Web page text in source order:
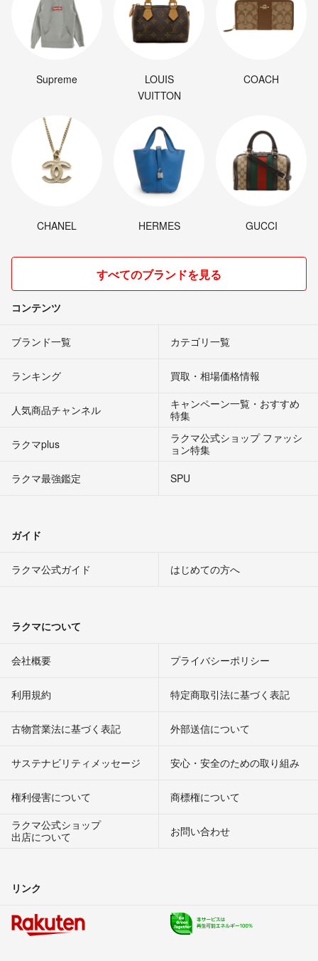
Supreme
LOUIS
VUITTON
COACH
CHANEL HERMES GUCCI
すべてのブランドを見る
コンテンツ
ブランド一覧 カテゴリ一覧
ランキング 買取・相場価格情報
人気商品チャンネル
キャンペーン一覧・おすすめ
特集
ラクマplus
ラクマ公式ショップ ファッシ
ョン特集
ラクマ最強鑑定
SPU
ガイド
ラクマ公式ガイド はじめての方へ
ラクマについて
会社概要 プライバシーポリシー
利用規約 特定商取引法に基づく表記
古物営業法に基づく表記 外部送信について
サステナビリティメッセージ 安心・安全のための取り組み
権利侵害について
商標権について
ラクマ公式ショップ
出店について
お問い合わせ
リンク